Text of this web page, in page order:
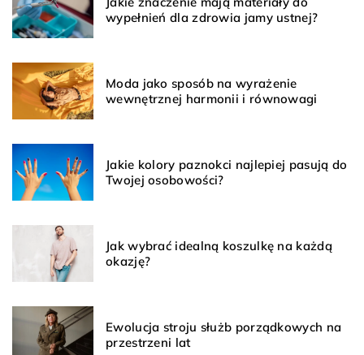
wypełnień dla zdrowia jamy ustnej?
Moda jako sposób na wyrażenie
wewnętrznej harmonii i równowagi
Jakie kolory paznokci najlepiej pasują do
Twojej osobowości?
Jak wybrać idealną koszulkę na każdą
okazję?
Ewolucja stroju służb porządkowych na
przestrzeni lat